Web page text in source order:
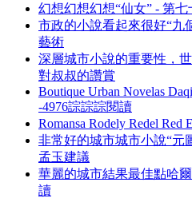
幻想幻想幻想“仙女” - 第
市政的小說看起來很好“九
藝術
深層城市小說的重要性，
對叔叔的讚賞
Boutique Urban Novelas
-4976誴誴誴閱讀
Romansa Rodely Redel
非常好的城市城市小說“元
孟玉建議
華麗的城市結果最佳點哈
讀